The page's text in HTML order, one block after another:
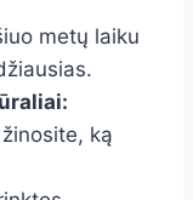
metų laiku
ką